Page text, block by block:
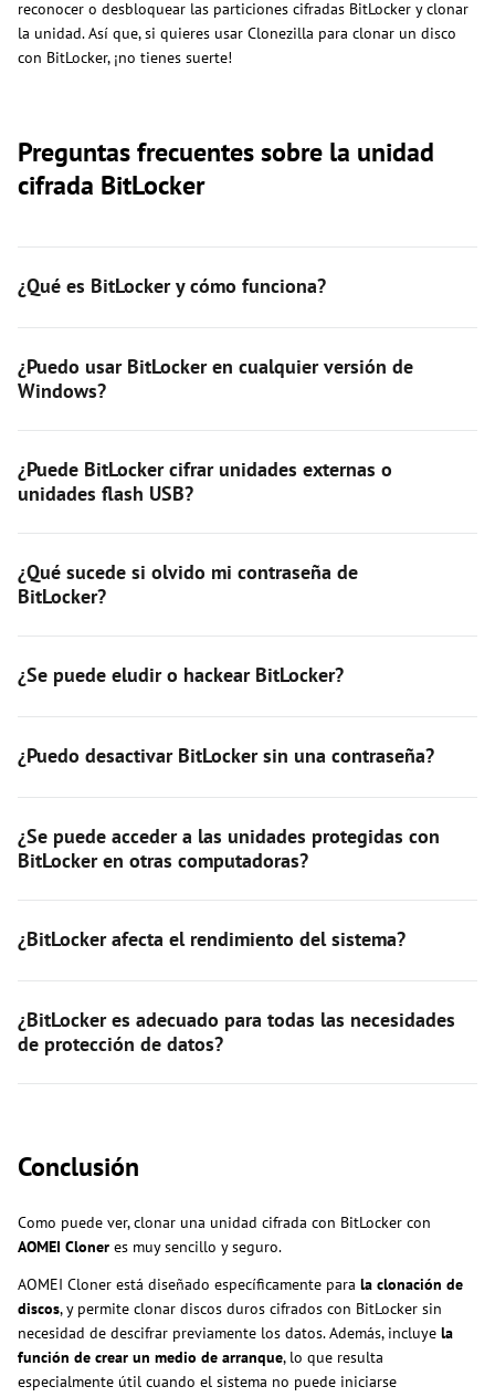
reconocer o desbloquear las particiones cifradas BitLocker y clonar
la unidad. Así que, si quieres usar Clonezilla para clonar un disco
con BitLocker, ¡no tienes suerte!
Preguntas frecuentes sobre la unidad
cifrada BitLocker
¿Qué es BitLocker y cómo funciona?
¿Puedo usar BitLocker en cualquier versión de
Windows?
¿Puede BitLocker cifrar unidades externas o
unidades flash USB?
¿Qué sucede si olvido mi contraseña de
BitLocker?
¿Se puede eludir o hackear BitLocker?
¿Puedo desactivar BitLocker sin una contraseña?
¿Se puede acceder a las unidades protegidas con
BitLocker en otras computadoras?
¿BitLocker afecta el rendimiento del sistema?
¿BitLocker es adecuado para todas las necesidades
de protección de datos?
Conclusión
Como puede ver, clonar una unidad cifrada con BitLocker con
AOMEI Cloner es muy sencillo y seguro.
AOMEI Cloner está diseñado específicamente para la clonación de
discos, y permite clonar discos duros cifrados con BitLocker sin
necesidad de descifrar previamente los datos. Además, incluye la
función de crear un medio de arranque, lo que resulta
especialmente útil cuando el sistema no puede iniciarse